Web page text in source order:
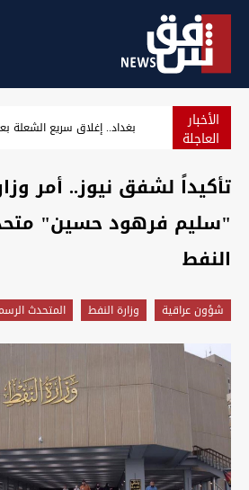
الأخبار
العاجلة رجل دين إيراني "يفتي" بقتل
تأكيداً لشفق نيوز.. أمر
"سليم فرهود حسين"
النفط
شؤون عراقية وزارة النفط المتحدث